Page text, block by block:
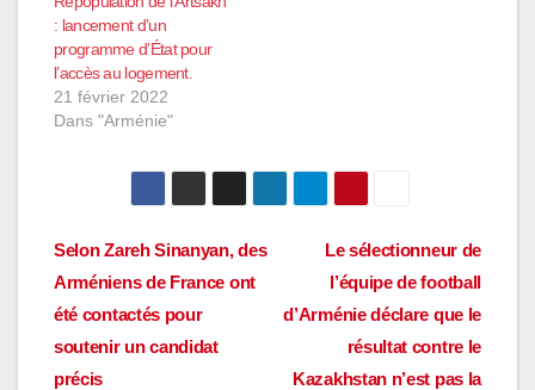
: lancement d’un
programme d’État pour
l’accès au logement.
21 février 2022
Dans "Arménie"
Navigation
de
l’article
Le sélectionneur de
l’équipe de football
d’Arménie déclare que le
résultat contre le
Kazakhstan n’est pas la
Selon Zareh Sinanyan, des
Arméniens de France ont
été contactés pour
soutenir un candidat
précis